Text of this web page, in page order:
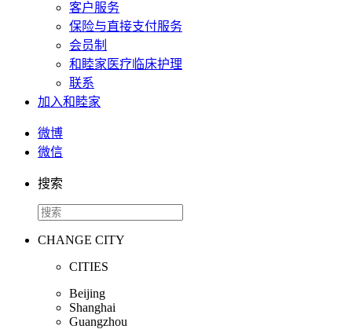
客户服务
保险与直接支付服务
会员制
和睦家医疗临床护理
联系
加入和睦家
微博
微信
搜索
CHANGE CITY
CITIES
Beijing
Shanghai
Guangzhou